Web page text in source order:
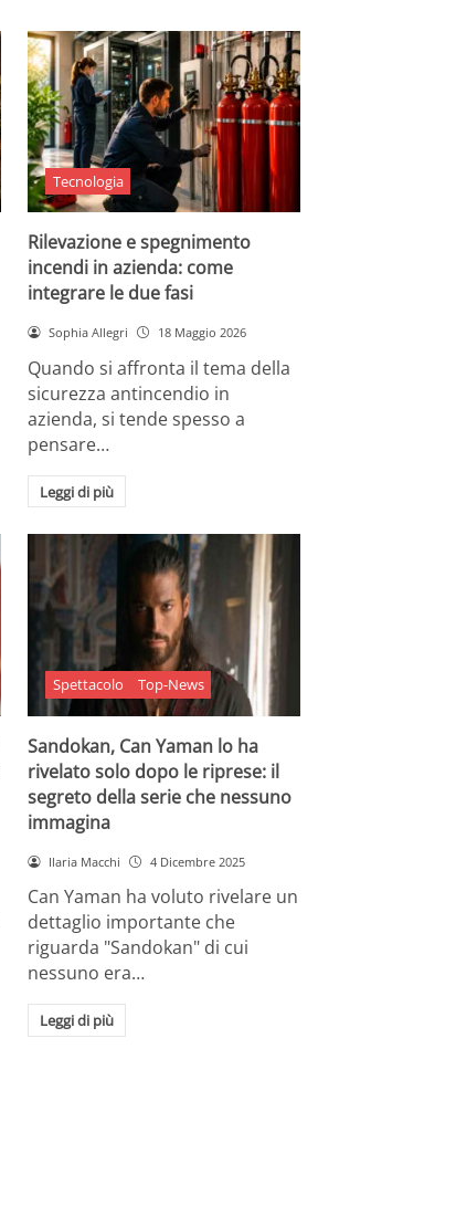
Tecnologia
Rilevazione e spegnimento
incendi in azienda: come
integrare le due fasi
Sophia Allegri 18 Maggio 2026
Quando si affronta il tema della
sicurezza antincendio in
azienda, si tende spesso a
pensare…
Leggi di più
Spettacolo Top-News
Sandokan, Can Yaman lo ha
rivelato solo dopo le riprese: il
segreto della serie che nessuno
immagina
Ilaria Macchi 4 Dicembre 2025
Can Yaman ha voluto rivelare un
dettaglio importante che
riguarda "Sandokan" di cui
nessuno era…
Leggi di più